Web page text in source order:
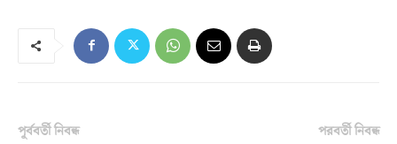
পূর্ববর্তী নিবন্ধ
পরবর্তী নিবন্ধ